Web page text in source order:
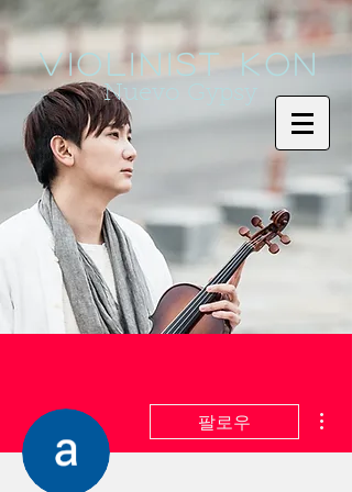
Violinist KoN
Nuevo Gypsy
팔로우